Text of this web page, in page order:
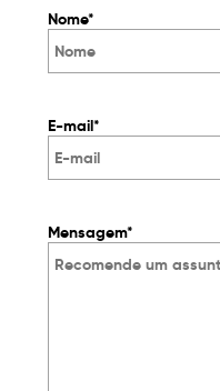
Nome*
E-mail*
Mensagem*